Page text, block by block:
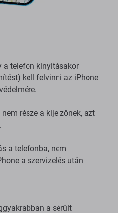
a telefon kinyitásakor
kell felvinni az iPhone
része a kijelzőnek, azt
a telefonba, nem
a szervizelés után
a sérült